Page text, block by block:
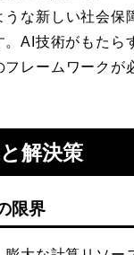
うな新しい社会保
。AI技術がもたら
レームワークが
解決策
限界